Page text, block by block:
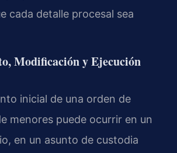
cada detalle procesal sea
Modificación y Ejecución
inicial de una orden de
menores puede ocurrir en un
en un asunto de custodia